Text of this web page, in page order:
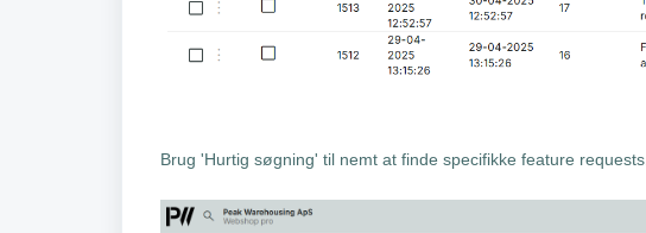
Brug 'Hurtig søgning' til nemt at finde specifikke feature requests.